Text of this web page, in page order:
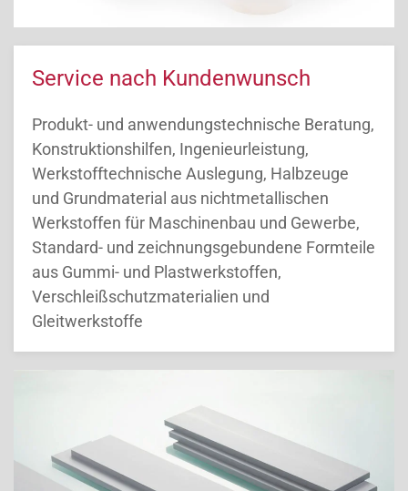
Service nach Kundenwunsch
Produkt- und anwendungstechnische Beratung,
Konstruktionshilfen, Ingenieurleistung,
Werkstofftechnische Auslegung, Halbzeuge
und Grundmaterial aus nichtmetallischen
Werkstoffen für Maschinenbau und Gewerbe,
Standard- und zeichnungsgebundene Formteile
aus Gummi- und Plastwerkstoffen,
Verschleißschutzmaterialien und
Gleitwerkstoffe